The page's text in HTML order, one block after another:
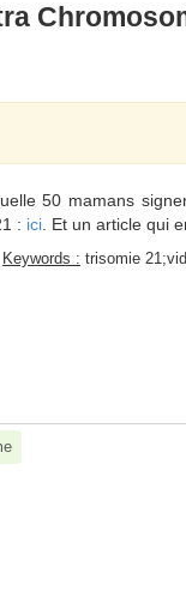
50 mamans
: ici . Et un article qui
Keywords : trisomie